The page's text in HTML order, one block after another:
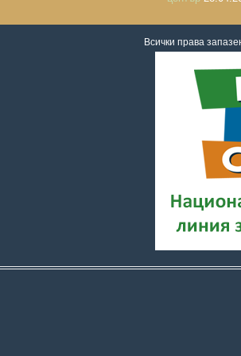
Всички права